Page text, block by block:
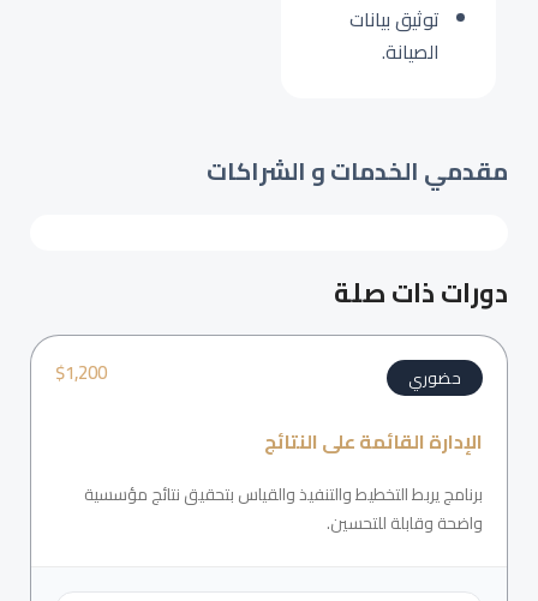
توثيق بيانات
الصيانة.
مقدمي الخدمات و الشراكات
دورات ذات صلة
$1,200 حضوري
الإدارة القائمة على النتائج
برنامج يربط التخطيط والتنفيذ والقياس بتحقيق نتائج مؤسسية
واضحة وقابلة للتحسين.